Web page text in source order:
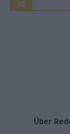
AD
Über